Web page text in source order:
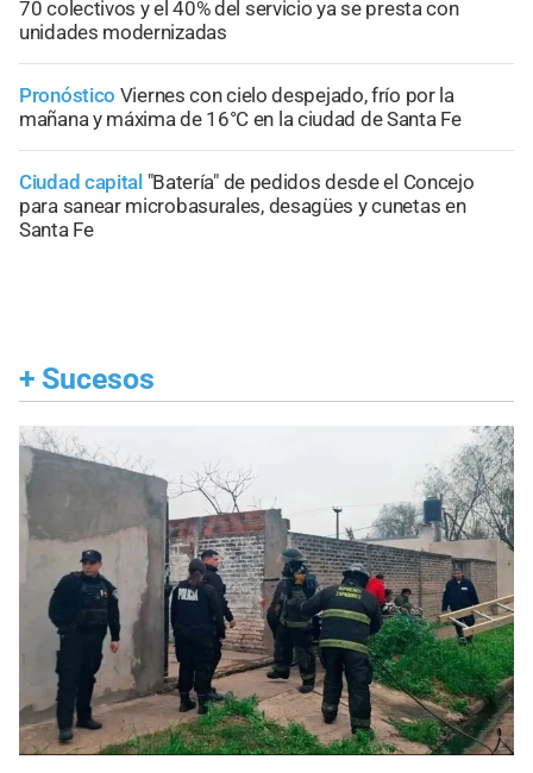
70 colectivos y el 40% del servicio ya se presta con
unidades modernizadas
Pronóstico Viernes con cielo despejado, frío por la
mañana y máxima de 16°C en la ciudad de Santa Fe
Ciudad capital "Batería" de pedidos desde el Concejo
para sanear microbasurales, desagües y cunetas en
Santa Fe
+ Sucesos